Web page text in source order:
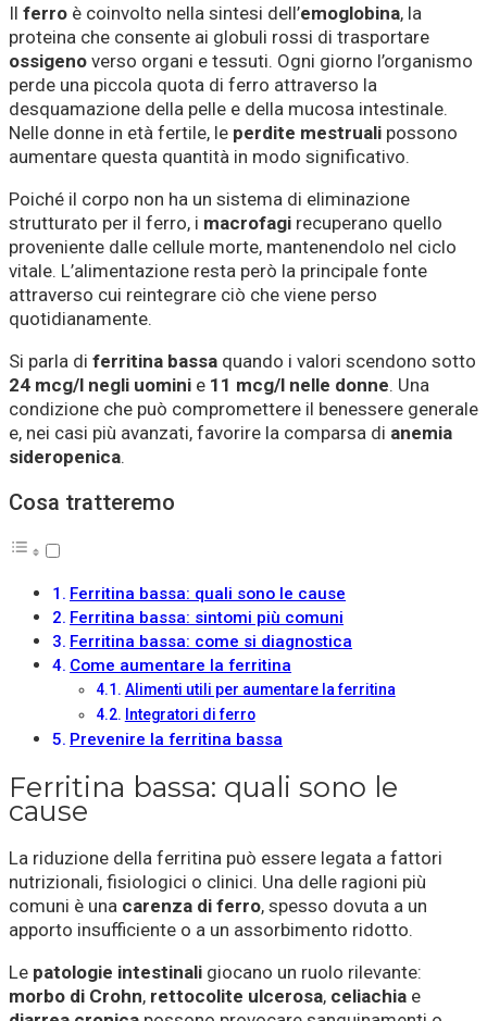
Il ferro è coinvolto nella sintesi dell’emoglobina, la
proteina che consente ai globuli rossi di trasportare
ossigeno verso organi e tessuti. Ogni giorno l’organismo
perde una piccola quota di ferro attraverso la
desquamazione della pelle e della mucosa intestinale.
Nelle donne in età fertile, le perdite mestruali possono
aumentare questa quantità in modo significativo.
Poiché il corpo non ha un sistema di eliminazione
strutturato per il ferro, i macrofagi recuperano quello
proveniente dalle cellule morte, mantenendolo nel ciclo
vitale. L’alimentazione resta però la principale fonte
attraverso cui reintegrare ciò che viene perso
quotidianamente.
Si parla di ferritina bassa quando i valori scendono sotto
24 mcg/l negli uomini e 11 mcg/l nelle donne. Una
condizione che può compromettere il benessere generale
e, nei casi più avanzati, favorire la comparsa di anemia
sideropenica.
Cosa tratteremo
Ferritina bassa: quali sono le cause
Ferritina bassa: sintomi più comuni
Ferritina bassa: come si diagnostica
Come aumentare la ferritina
Alimenti utili per aumentare la ferritina
Integratori di ferro
Prevenire la ferritina bassa
Ferritina bassa: quali sono le
cause
La riduzione della ferritina può essere legata a fattori
nutrizionali, fisiologici o clinici. Una delle ragioni più
comuni è una carenza di ferro, spesso dovuta a un
apporto insufficiente o a un assorbimento ridotto.
Le patologie intestinali giocano un ruolo rilevante:
morbo di Crohn, rettocolite ulcerosa, celiachia e